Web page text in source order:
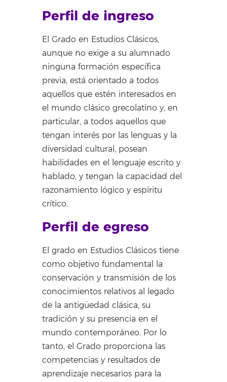
Perfil de ingreso
El Grado en Estudios Clásicos,
aunque no exige a su alumnado
ninguna formación específica
previa, está orientado a todos
aquellos que estén interesados en
el mundo clásico grecolatino y, en
particular, a todos aquellos que
tengan interés por las lenguas y la
diversidad cultural, posean
habilidades en el lenguaje escrito y
hablado, y tengan la capacidad del
razonamiento lógico y espíritu
crítico.
Perfil de egreso
El grado en Estudios Clásicos tiene
como objetivo fundamental la
conservación y transmisión de los
conocimientos relativos al legado
de la antigüedad clásica, su
tradición y su presencia en el
mundo contemporáneo. Por lo
tanto, el Grado proporciona las
competencias y resultados de
aprendizaje necesarios para la